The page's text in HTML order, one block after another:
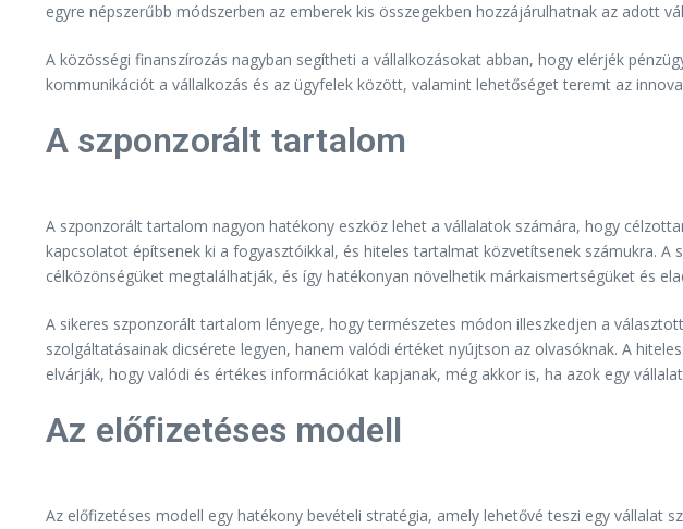
egyre népszerűbb módszerben az emberek kis összegekben hozzájárulhatnak az adott
A közösségi finanszírozás nagyban segítheti a vállalkozásokat abban, hogy elérjék
kommunikációt a vállalkozás és az ügyfelek között, valamint lehetőséget teremt az
A szponzorált tartalom
A szponzorált tartalom nagyon hatékony eszköz lehet a vállalatok számára, hogy
kapcsolatot építsenek ki a fogyasztóikkal, és hiteles tartalmat közvetítsenek számukra.
célközönségüket megtalálhatják, és így hatékonyan növelhetik márkaismertségüket és
A sikeres szponzorált tartalom lényege, hogy természetes módon illeszkedjen a
szolgáltatásainak dicsérete legyen, hanem valódi értéket nyújtson az olvasóknak. A
elvárják, hogy valódi és értékes információkat kapjanak, még akkor is, ha azok egy
Az előfizetéses modell
Az előfizetéses modell egy hatékony bevételi stratégia, amely lehetővé teszi egy vállalat